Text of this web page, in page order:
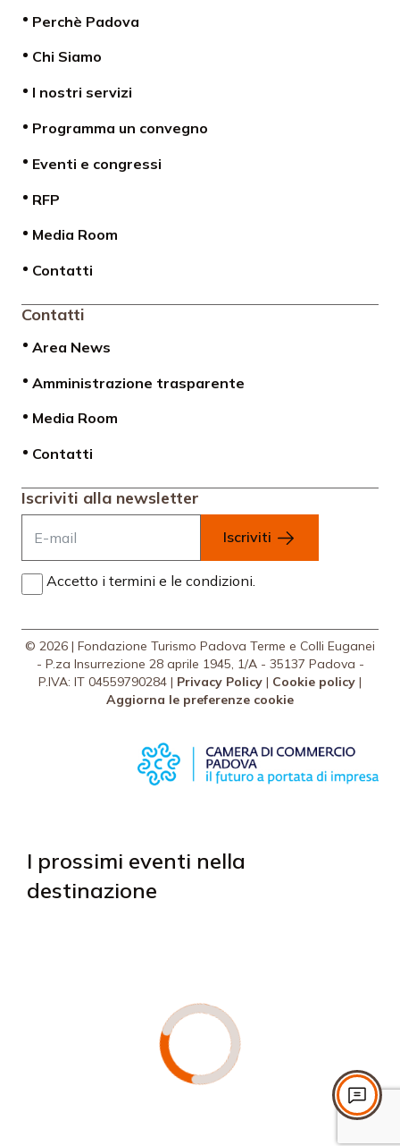
Perchè Padova
Chi Siamo
I nostri servizi
Programma un convegno
Eventi e congressi
RFP
Media Room
Contatti
Contatti
Area News
Amministrazione trasparente
Media Room
Contatti
Iscriviti alla newsletter
Iscriviti
Accetto i termini e le condizioni.
© 2026 | Fondazione Turismo Padova Terme e Colli Euganei
- P.za Insurrezione 28 aprile 1945, 1/A - 35137 Padova -
P.IVA: IT 04559790284 | Privacy Policy | Cookie policy |
Aggiorna le preferenze cookie
I prossimi eventi nella
destinazione